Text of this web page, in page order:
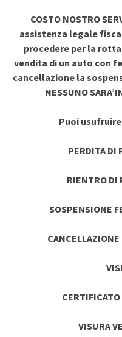
COSTO NOSTRO
assistenza legale
procedere per la
vendita di un auto con
cancellazione la
NESSUNO
Puoi
PERDITA DI
RIENTRO DI
SOSPENSIONE
VISURA